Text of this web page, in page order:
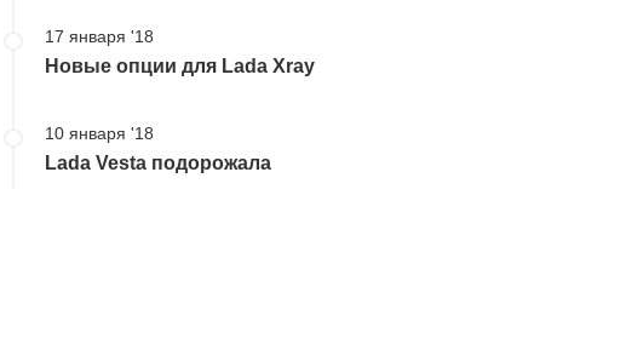
17 января '18
Новые опции для Lada Xray
10 января '18
Lada Vesta подорожала